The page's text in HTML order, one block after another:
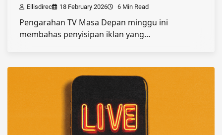
Ellisdirec 18 February 2026 6 Min Read
Pengarahan TV Masa Depan minggu ini
membahas penyisipan iklan yang…